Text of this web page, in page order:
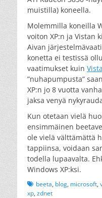
muistilla) koneella.
Molemmilla koneilla
voiton XP:n ja Vistan
Aivan
konetta ei testissä
vaatimukset kuin
”nuhapumpusta”
XP:n jo 8 vuotta
jaksa venyä
Kun otetaan vielä
ensimmäinen
ole vielä välttämättä
tappiinsa, voidaan
todella lupaavalta.
Windows XP:ksi.
Tagsbeeta, blog, microsoft,
xp, zdnet